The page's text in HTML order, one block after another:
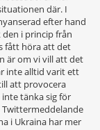
där. I
efter hand
i princip från
fått höra att det
är om vi vill att det
inte alltid varit ett
att provocera
tänka sig för
Twittermeddelande
i Ukraina har mer